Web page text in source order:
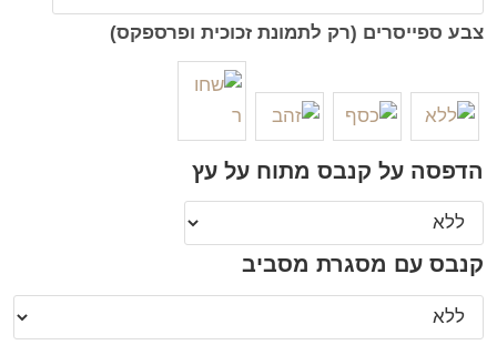
צבע ספייסרים (רק לתמונת זכוכית ופרספקס)
הדפסה על קנבס מתוח על עץ
קנבס עם מסגרת מסביב